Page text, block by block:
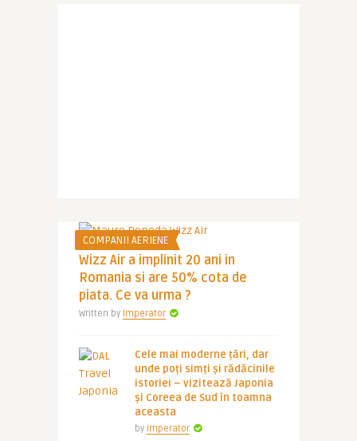
COMPANII AERIENE
Wizz Air a implinit 20 ani in
Romania si are 50% cota de
piata. Ce va urma ?
Written by Imperator
Cele mai moderne țări, dar
unde poți simți și rădăcinile
istoriei – vizitează Japonia
și Coreea de Sud în toamna
aceasta
by Imperator